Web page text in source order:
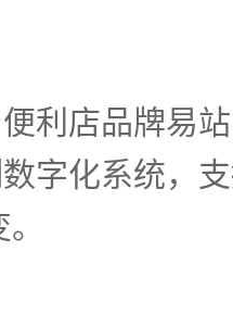
利店品牌易
字化系统，